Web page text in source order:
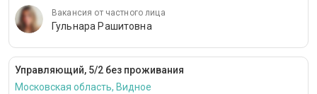
Вакансия от частного лица
Гульнара Рашитовна
Управляющий, 5/2 без проживания
Московская область, Видное